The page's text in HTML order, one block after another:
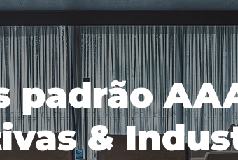
padrão
&